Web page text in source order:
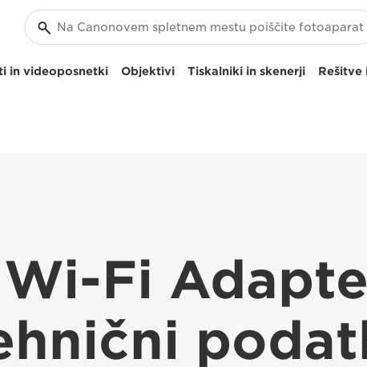
in videoposnetki Objektivi Tiskalniki in skenerji Rešitve
Fi